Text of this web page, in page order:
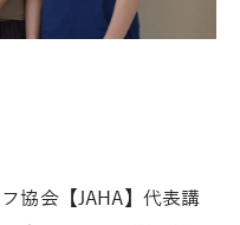
協会【JAHA】代表講